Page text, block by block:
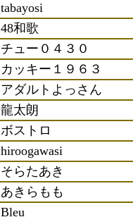
tabayosi
48和歌
チュー０４３０
カッキー１９６３
アダルトよっさん
龍太朗
ボストロ
hiroogawasi
そらたあき
あきらもも
Bleu